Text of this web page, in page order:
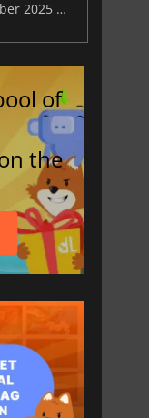
Niuwe Videogames van de week - november 2025 (week 45)
of
the